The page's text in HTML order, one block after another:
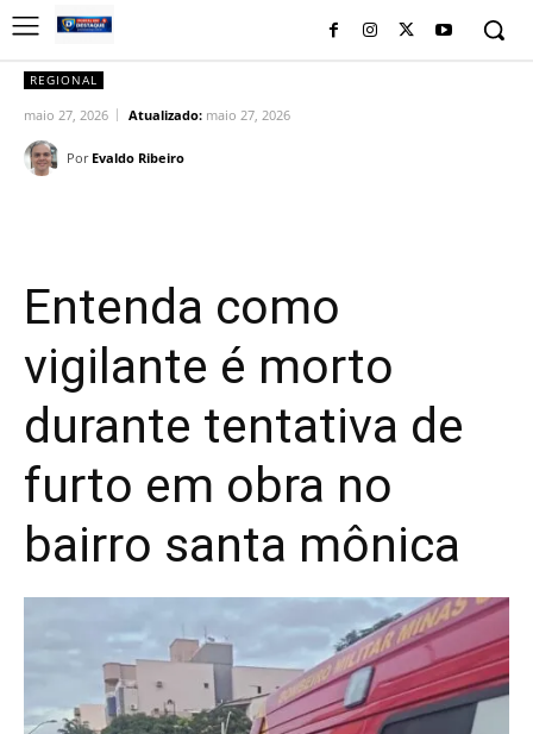
REGIONAL
maio 27, 2026 Atualizado: maio 27, 2026
Por Evaldo Ribeiro
Entenda como
vigilante é morto
durante tentativa de
furto em obra no
bairro santa mônica